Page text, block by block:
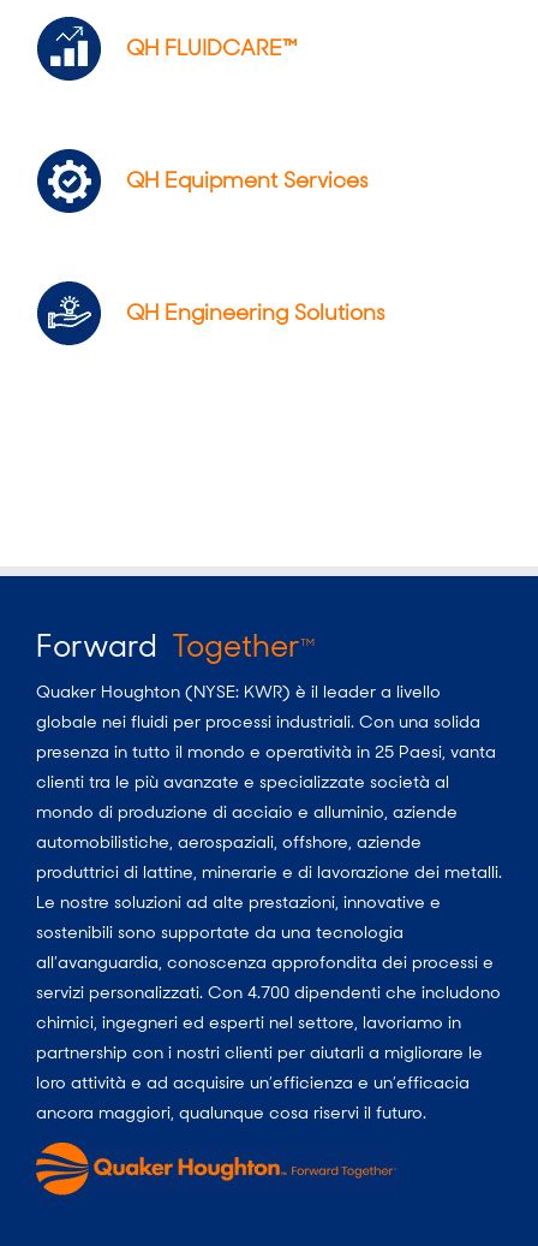
QH FLUIDCARE™
QH Equipment Services
QH Engineering Solutions
Forward TogetherTM
Quaker Houghton (NYSE: KWR) è il leader a livello
globale nei fluidi per processi industriali. Con una solida
presenza in tutto il mondo e operatività in 25 Paesi, vanta
clienti tra le più avanzate e specializzate società al
mondo di produzione di acciaio e alluminio, aziende
automobilistiche, aerospaziali, offshore, aziende
produttrici di lattine, minerarie e di lavorazione dei metalli.
Le nostre soluzioni ad alte prestazioni, innovative e
sostenibili sono supportate da una tecnologia
all’avanguardia, conoscenza approfondita dei processi e
servizi personalizzati. Con 4.700 dipendenti che includono
chimici, ingegneri ed esperti nel settore, lavoriamo in
partnership con i nostri clienti per aiutarli a migliorare le
loro attività e ad acquisire un’efficienza e un’efficacia
ancora maggiori, qualunque cosa riservi il futuro.